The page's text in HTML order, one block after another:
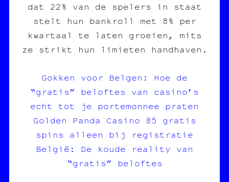
dat 22% van de spelers in staat
stelt hun bankroll met 8% per
kwartaal te laten groeien, mits
ze strikt hun limieten handhaven.
Gokken voor Belgen: Hoe de
“gratis” beloftes van casino’s
echt tot je portemonnee praten
Golden Panda Casino 85 gratis
spins alleen bij registratie
België: De koude reality van
“gratis” beloftes